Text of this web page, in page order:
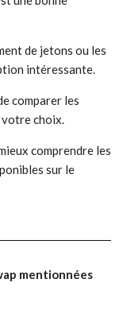
de jetons ou les
intéressante.
comparer les
choix.
comprendre les
sur le
mentionnées